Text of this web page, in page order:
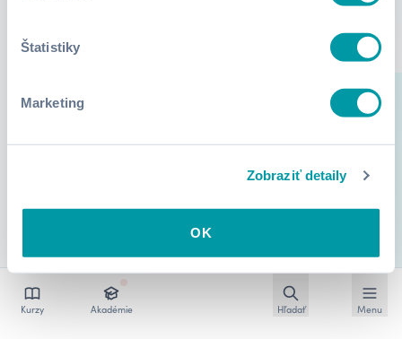
Štatistiky
Marketing
Zobraziť detaily
OK
Kurzy Akadémie Hľadať Menu